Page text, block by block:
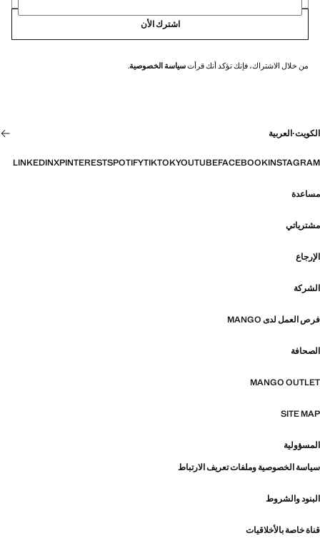
اشترك الأن
من خلال الاشتراك، فإنك تؤكد أنك قرأتسياسة الخصوصية.
الكويت·العربية
INSTAGRAM
FACEBOOK
YOUTUBE
TIKTOK
SPOTIFY
PINTEREST
X
LINKEDIN
مساعدة
مشترياتي
الإرجاع
الشركة
فرص العمل لدى MANGO
الصحافة
MANGO OUTLET
SITE MAP
المسؤولية
سياسة الخصوصية وملفات تعريف الارتباط
البنود والشروط
قناة خاصة بالأخلاقيات